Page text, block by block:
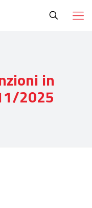
in
2025